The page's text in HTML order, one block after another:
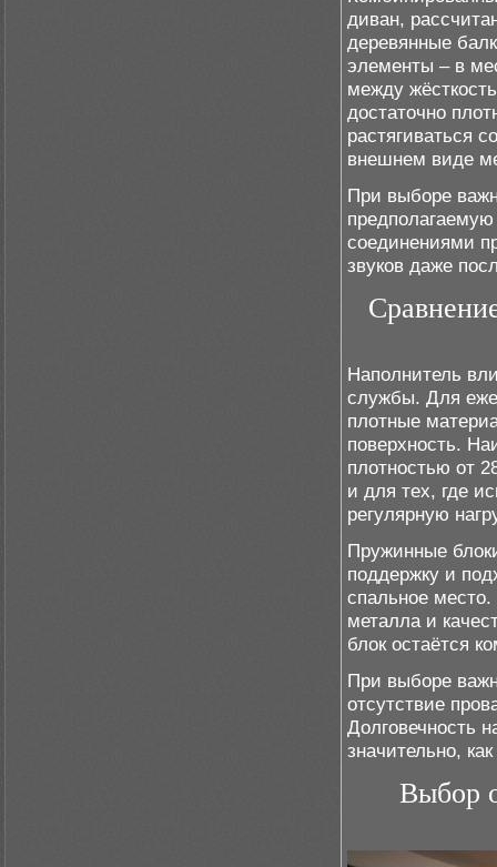
диван,
деревянные
элементы – в
между
достаточно
растягиваться
внешнем виде
При выборе
соединениями
звуков даже
Наполнитель
службы. Для
плотные
поверхность.
плотностью от
и для тех, где
регулярную
Пружинные
поддержку и
спальное
металла и
блок остаётся
При выборе
отсутствие
Долговечность
значительно,
Выбор